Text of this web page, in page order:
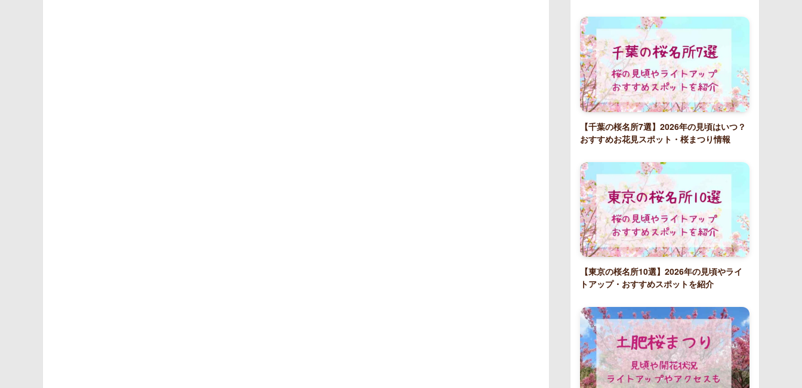
【千葉の桜名所7選】2026年の見頃はいつ？
おすすめお花見スポット・桜まつり情報
【東京の桜名所10選】2026年の見頃やライ
トアップ・おすすめスポットを紹介